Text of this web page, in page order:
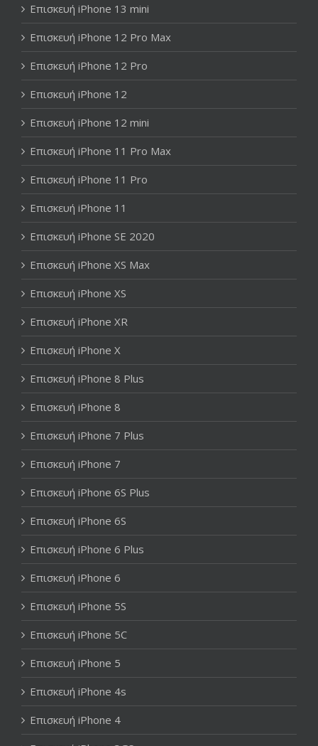
Επισκευή iPhone 13 mini
Επισκευή iPhone 12 Pro Max
Επισκευή iPhone 12 Pro
Επισκευή iPhone 12
Επισκευή iPhone 12 mini
Επισκευή iPhone 11 Pro Max
Επισκευή iPhone 11 Pro
Επισκευή iPhone 11
Επισκευή iPhone SE 2020
Επισκευή iPhone XS Max
Επισκευή iPhone XS
Επισκευή iPhone XR
Επισκευή iPhone X
Επισκευή iPhone 8 Plus
Επισκευή iPhone 8
Επισκευή iPhone 7 Plus
Επισκευή iPhone 7
Επισκευή iPhone 6S Plus
Επισκευή iPhone 6S
Επισκευή iPhone 6 Plus
Επισκευή iPhone 6
Επισκευή iPhone 5S
Επισκευή iPhone 5C
Επισκευή iPhone 5
Επισκευή iPhone 4s
Επισκευή iPhone 4